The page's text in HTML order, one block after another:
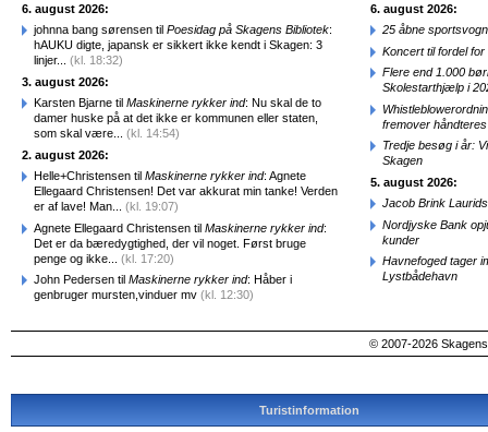
6. august 2026:
johnna bang sørensen til Poesidag på Skagens Bibliotek:
hAUKU digte, japansk er sikkert ikke kendt i Skagen: 3
linjer... (kl. 18:32)
3. august 2026:
Karsten Bjarne til Maskinerne rykker ind: Nu skal de to
damer huske på at det ikke er kommunen eller staten,
som skal være... (kl. 14:54)
2. august 2026:
Helle+Christensen til Maskinerne rykker ind: Agnete
Ellegaard Christensen! Det var akkurat min tanke! Verden
er af lave! Man... (kl. 19:07)
Agnete Ellegaard Christensen til Maskinerne rykker ind:
Det er da bæredygtighed, der vil noget. Først bruge
penge og ikke... (kl. 17:20)
John Pedersen til Maskinerne rykker ind: Håber i
genbruger mursten,vinduer mv (kl. 12:30)
6. august 2026:
25 åbne
Koncert til fordel
Flere end 1.000
Skolestarthjælp i
fremover
Tredje besøg i år:
Skagen
5. august 2026:
Jacob Brink
Nordjyske Bank
kunder
Havnefoged tager
Lystbådehavn
© 2007-2026
Turistinformation